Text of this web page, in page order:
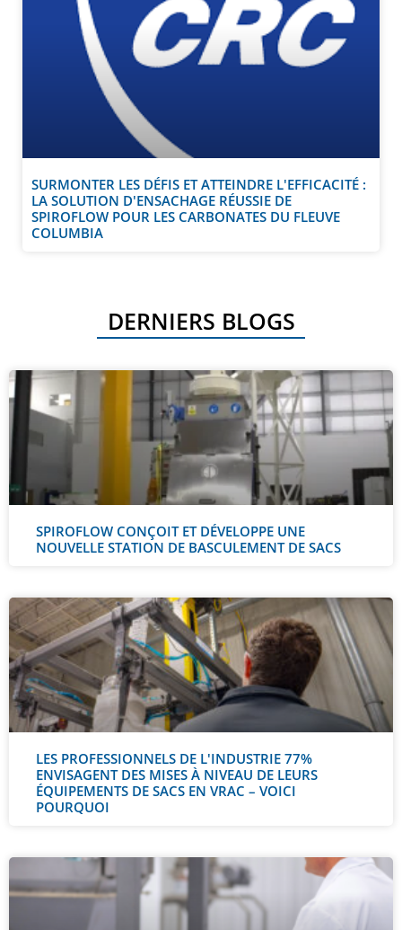
SURMONTER LES DÉFIS ET ATTEINDRE L'EFFICACITÉ :
LA SOLUTION D'ENSACHAGE RÉUSSIE DE
SPIROFLOW POUR LES CARBONATES DU FLEUVE
COLUMBIA
DERNIERS BLOGS
SPIROFLOW CONÇOIT ET DÉVELOPPE UNE
NOUVELLE STATION DE BASCULEMENT DE SACS
LES PROFESSIONNELS DE L'INDUSTRIE 77%
ENVISAGENT DES MISES À NIVEAU DE LEURS
ÉQUIPEMENTS DE SACS EN VRAC – VOICI
POURQUOI